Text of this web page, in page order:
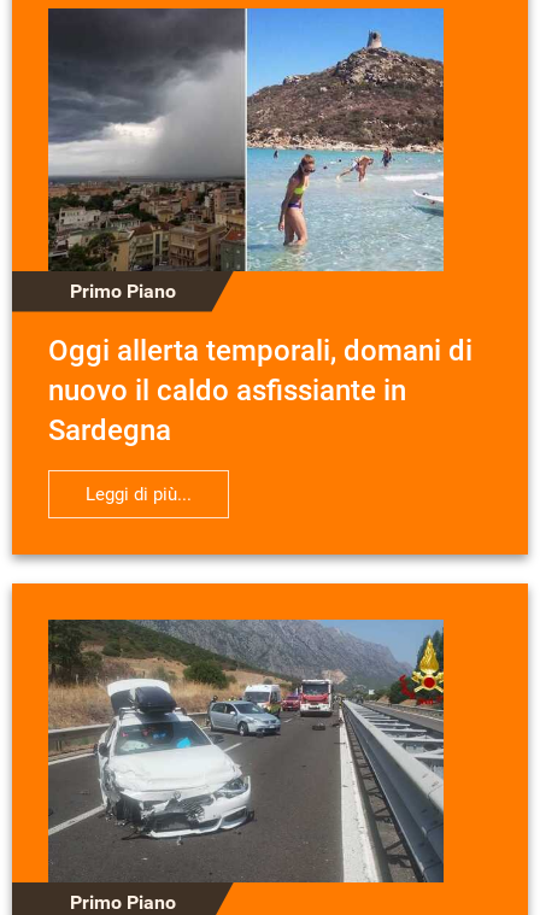
Primo Piano
Oggi allerta temporali, domani di
nuovo il caldo asfissiante in
Sardegna
Leggi di più...
Primo Piano